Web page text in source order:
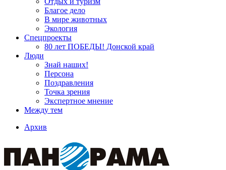
Благое дело
В мире животных
Экология
Спецпроекты
80 лет ПОБЕДЫ! Донской край
Люди
Знай наших!
Персона
Поздравления
Точка зрения
Экспертное мнение
Между тем
Архив